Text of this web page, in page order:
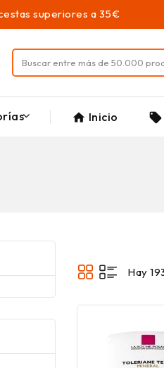
superiores a 35€
home Inicio local_offer
Hay